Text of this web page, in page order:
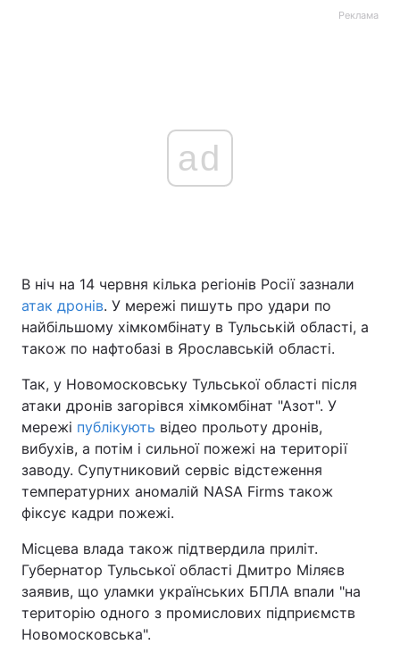
Реклама
ad
В ніч на 14 червня кілька регіонів Росії зазнали
атак дронів. У мережі пишуть про удари по
найбільшому хімкомбінату в Тульській області, а
також по нафтобазі в Ярославській області.
Так, у Новомосковську Тульської області після
атаки дронів загорівся хімкомбінат "Азот". У
мережі публікують відео прольоту дронів,
вибухів, а потім і сильної пожежі на території
заводу. Супутниковий сервіс відстеження
температурних аномалій NASA Firms також
фіксує кадри пожежі.
Місцева влада також підтвердила приліт.
Губернатор Тульської області Дмитро Міляєв
заявив, що уламки українських БПЛА впали "на
територію одного з промислових підприємств
Новомосковська".